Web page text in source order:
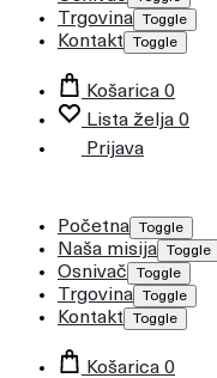
Trgovina Toggle
Kontakt Toggle
Košarica 0
Lista želja 0
Prijava
Početna Toggle
Naša misija Toggle
Osnivač Toggle
Trgovina Toggle
Kontakt Toggle
Košarica 0